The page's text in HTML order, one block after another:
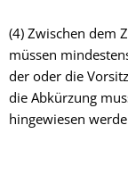
(4) Zwischen dem
müssen
der oder die
die Abkürzung
hingewiesen